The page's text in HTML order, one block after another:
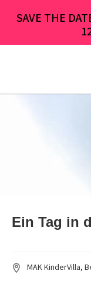
SAVE THE
Ein Tag in
MAK KinderVilla,